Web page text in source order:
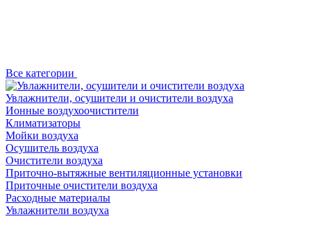
Все категории
Увлажнители, осушители и очистители воздуха
Ионные воздухоочистители
Климатизаторы
Мойки воздуха
Осушитель воздуха
Очистители воздуха
Приточно-вытяжные вентиляционные установки
Приточные очистители воздуха
Расходные материалы
Увлажнители воздуха